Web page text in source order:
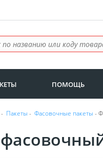
ПОМОЩЬ
- Пакеты - Фасовочные пакеты -